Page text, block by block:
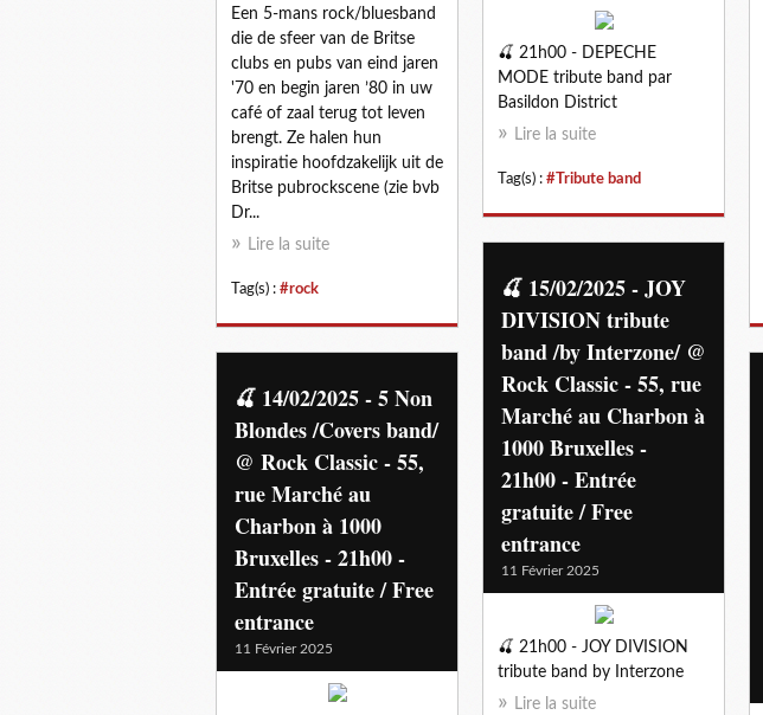
Een 5-mans rock/bluesband
die de sfeer van de Britse
clubs en pubs van eind jaren
'70 en begin jaren ’80 in uw
café of zaal terug tot leven
brengt. Ze halen hun
inspiratie hoofdzakelijk uit de
Britse pubrockscene (zie bvb
Dr...
Lire la suite
Tag(s) : #rock
🍒 21h00 - DEPECHE
MODE tribute band par
Basildon District
Lire la suite
Tag(s) : #Tribute band
🍒 15/02/2025 - JOY
DIVISION tribute
band /by Interzone/ @
Rock Classic - 55, rue
Marché au Charbon à
1000 Bruxelles -
21h00 - Entrée
gratuite / Free
entrance
11 Février 2025
🍒 21h00 - JOY DIVISION
tribute band by Interzone
Lire la suite
🍒 14/02/2025 - 5 Non
Blondes /Covers band/
@ Rock Classic - 55,
rue Marché au
Charbon à 1000
Bruxelles - 21h00 -
Entrée gratuite / Free
entrance
11 Février 2025